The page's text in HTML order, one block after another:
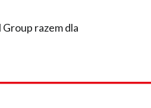
Group razem dla